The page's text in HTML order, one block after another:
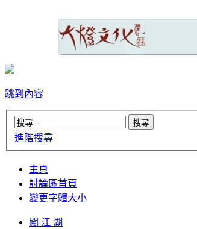
跳到內容
進階搜尋
主頁
討論區首頁
變更字體大小
闖 江 湖